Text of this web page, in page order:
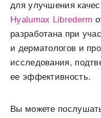
для улучшения
Hyalumax Librederm
разработана при
и дерматологов и
исследования,
ее эффективность.
Вы можете